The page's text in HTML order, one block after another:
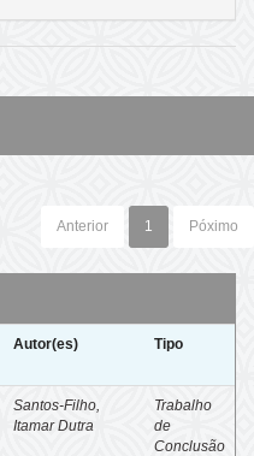
Anterior 1 Póximo
Autor(es) Tipo
Santos-Filho,
Itamar Dutra
Trabalho
de
Conclusão